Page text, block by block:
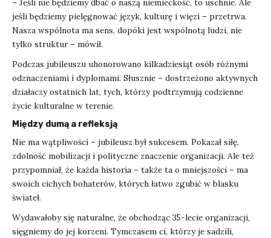
– Jeśli nie będziemy dbać o naszą niemieckość, to uschnie. Ale
jeśli będziemy pielęgnować język, kulturę i więzi – przetrwa.
Nasza wspólnota ma sens, dopóki jest wspólnotą ludzi, nie
tylko struktur – mówił.
Podczas jubileuszu uhonorowano kilkadziesiąt osób różnymi
odznaczeniami i dyplomami. Słusznie – dostrzeżono aktywnych
działaczy ostatnich lat, tych, którzy podtrzymują codzienne
życie kulturalne w terenie.
Między dumą a refleksją
Nie ma wątpliwości – jubileusz był sukcesem. Pokazał siłę,
zdolność mobilizacji i polityczne znaczenie organizacji. Ale też
przypomniał, że każda historia – także ta o mniejszości – ma
swoich cichych bohaterów, których łatwo zgubić w blasku
świateł.
Wydawałoby się naturalne, że obchodząc 35-lecie organizacji,
sięgniemy do jej korzeni. Tymczasem ci, którzy je sadzili,